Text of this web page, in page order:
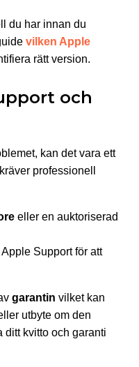
du har innan du
vilken Apple
rätt version.
och
kan det vara ett
professionell
eller en auktoriserad
Support för att
garantin vilket kan
utbyte om den
ditt kvitto och garanti